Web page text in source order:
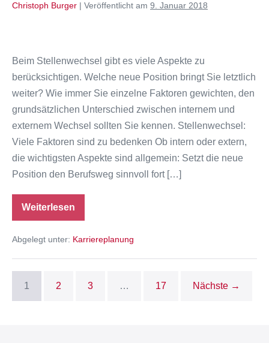
Christoph Burger | Veröffentlicht am 9. Januar 2018
oder
externer
Wechsel?
Beim Stellenwechsel gibt es viele Aspekte zu
berücksichtigen. Welche neue Position bringt Sie letztlich
weiter? Wie immer Sie einzelne Faktoren gewichten, den
grundsätzlichen Unterschied zwischen internem und
externem Wechsel sollten Sie kennen. Stellenwechsel:
Viele Faktoren sind zu bedenken Ob intern oder extern,
die wichtigsten Aspekte sind allgemein: Setzt die neue
Position den Berufsweg sinnvoll fort […]
WeiterlesenKarrierestrategie:
Interner
externer
Abgelegt unter: Karriereplanung
1 2 3 … 17 Nächste →